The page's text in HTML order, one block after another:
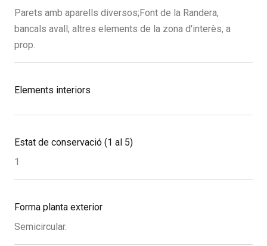
Parets amb aparells diversos;Font de la Randera,
bancals avall; altres elements de la zona d'interès, a
prop.
Elements interiors
Estat de conservació (1 al 5)
1
Forma planta exterior
Semicircular.